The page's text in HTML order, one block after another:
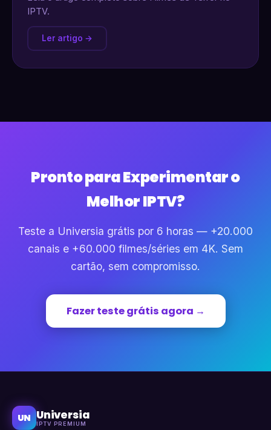
IPTV.
Ler artigo →
Pronto para Experimentar o
Melhor IPTV?
Teste a Universia grátis por 6 horas — +20.000
canais e +60.000 filmes/séries em 4K. Sem
cartão, sem compromisso.
Fazer teste grátis agora →
UN Universia
IPTV PREMIUM